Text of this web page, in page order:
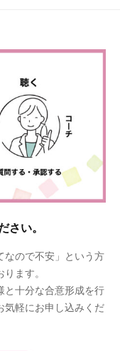
さい。
なので不安」という方
ます。
と十分な合意形成を行
気軽にお申し込みくだ